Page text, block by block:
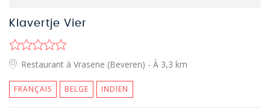
Klavertje Vier
Restaurant à Vrasene (Beveren) - À 3,3 km
FRANÇAIS BELGE INDIEN